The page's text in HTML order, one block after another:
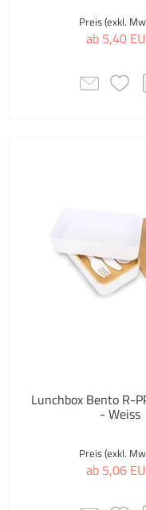
Preis (exkl.
ab 5,40
Lunchbox Bento R-
- Weiss
Preis (exkl.
ab 5,06